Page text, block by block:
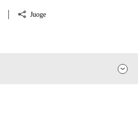
Juoge